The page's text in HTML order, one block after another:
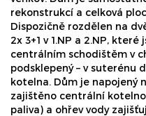
rekonstrukcí a celková
Dispozičně rozdělen na
2x 3+1 v 1.NP a 2.NP,
centrálním schodištěm v
podsklepený – v suterénu
kotelna. Dům je napojený
zajištěno centrální
paliva) a ohřev vody